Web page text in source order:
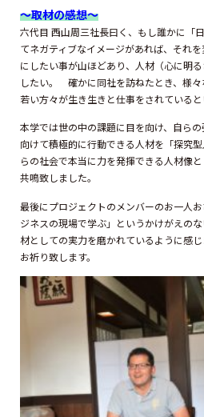
～取材の感想～
六代目 西山周三社長曰く、もし誰かに「
てネガティブなイメージがあれば、それ
にしたい事が山ほどあり、人材（心に明
したい。 確かに同社を訪ねたとき、様
若い方々が生き生きと仕事をされていると
本学では世の中の課題に目を向け、自ら
向けて積極的に行動できる人材を「探究
らの社会で本当に力を発揮できる人材像
共鳴致しました。
最後にプロジェクトのメンバーのお一人
ジネスの現場で学ぶ」というかけがえの
材としての実力を磨かれているように感
お祈り致します。